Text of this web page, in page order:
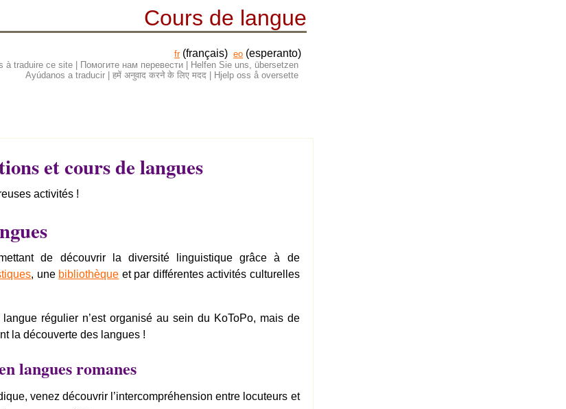
Cours de langue
fr(français) eo (esperanto)
à traduire ce site | Помогите нам перевести | Helfen Sie uns, übersetzen
Ayúdanos a traducir | हमें अनुवाद करने के लिए मदद | Hjelp oss å oversette
et cours de langues
activités !
de découvrir la diversité linguistique grâce à de
, une bibliothèque et par différentes activités culturelles
régulier n’est organisé au sein du KoToPo, mais de
la découverte des langues !
langues romanes
venez découvrir l’intercompréhension entre locuteurs et